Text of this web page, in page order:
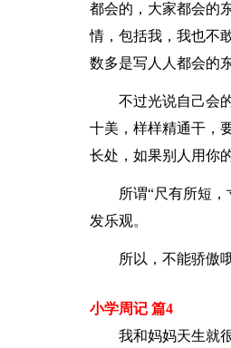
都会的，大家都会的
情，包括我，我也不
数多是写人人都会的东
不过光说自己会
十美，样样精通干，
长处，如果别人用你
所谓“尺有所短
发乐观。
所以，不能骄傲
小学周记 篇4
我和妈妈天生就